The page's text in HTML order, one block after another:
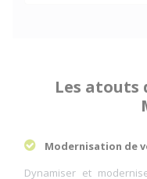
Les
Modernisation de
Dynamiser et